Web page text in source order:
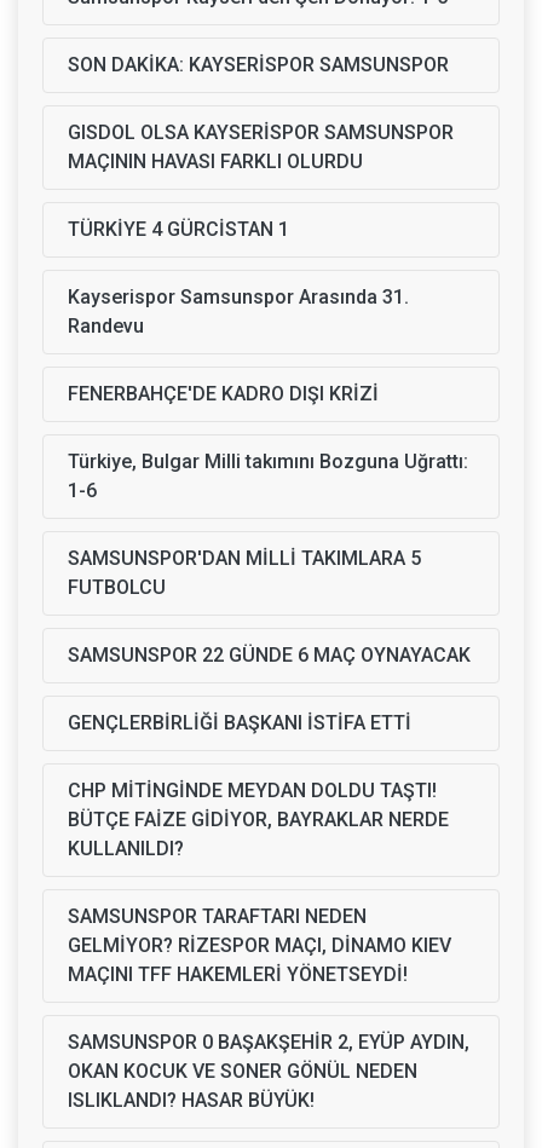
SON DAKİKA: KAYSERİSPOR SAMSUNSPOR
GISDOL OLSA KAYSERİSPOR SAMSUNSPOR
MAÇININ HAVASI FARKLI OLURDU
TÜRKİYE 4 GÜRCİSTAN 1
Kayserispor Samsunspor Arasında 31.
Randevu
FENERBAHÇE'DE KADRO DIŞI KRİZİ
Türkiye, Bulgar Milli takımını Bozguna Uğrattı:
1-6
SAMSUNSPOR'DAN MİLLİ TAKIMLARA 5
FUTBOLCU
SAMSUNSPOR 22 GÜNDE 6 MAÇ OYNAYACAK
GENÇLERBİRLİĞİ BAŞKANI İSTİFA ETTİ
CHP MİTİNGİNDE MEYDAN DOLDU TAŞTI!
BÜTÇE FAİZE GİDİYOR, BAYRAKLAR NERDE
KULLANILDI?
SAMSUNSPOR TARAFTARI NEDEN
GELMİYOR? RİZESPOR MAÇI, DİNAMO KIEV
MAÇINI TFF HAKEMLERİ YÖNETSEYDİ!
SAMSUNSPOR 0 BAŞAKŞEHİR 2, EYÜP AYDIN,
OKAN KOCUK VE SONER GÖNÜL NEDEN
ISLIKLANDI? HASAR BÜYÜK!